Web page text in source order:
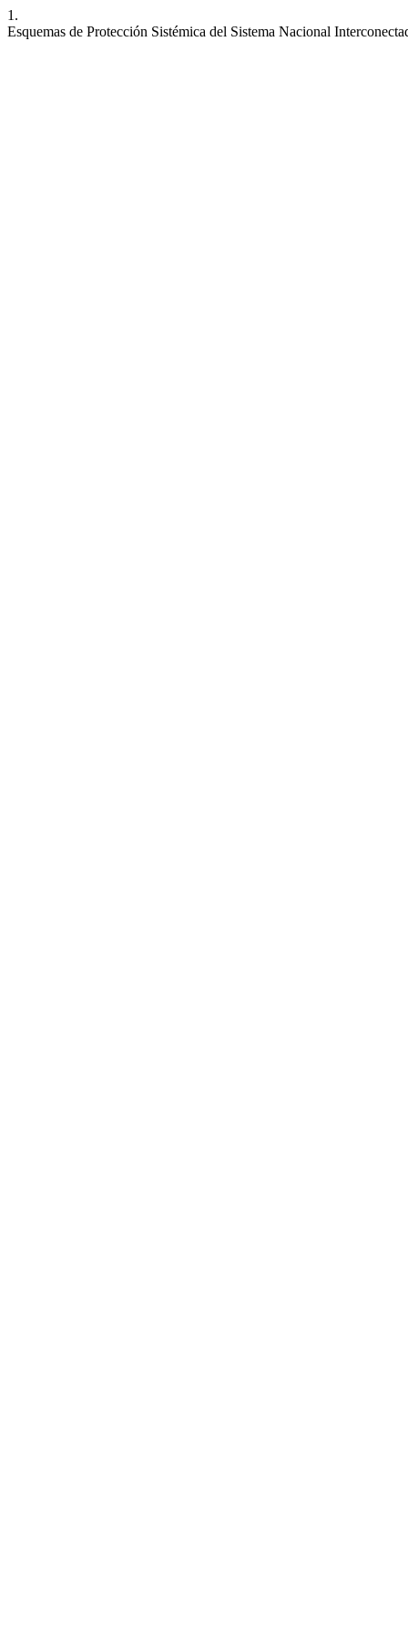
1.
Esquemas de Protección Sistémica del Sistema Nacional